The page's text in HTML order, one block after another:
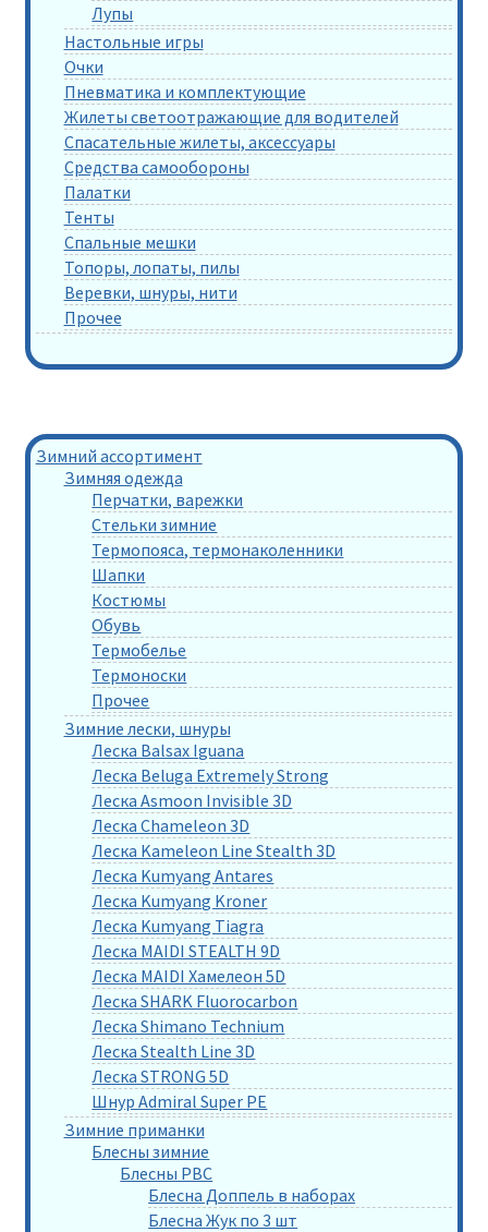
Лупы
Настольные игры
Очки
Пневматика и комплектующие
Жилеты светоотражающие для водителей
Спасательные жилеты, аксессуары
Средства самообороны
Палатки
Тенты
Спальные мешки
Топоры, лопаты, пилы
Веревки, шнуры, нити
Прочее
Зимний ассортимент
Зимняя одежда
Перчатки, варежки
Стельки зимние
Термопояса, термонаколенники
Шапки
Костюмы
Обувь
Термобелье
Термоноски
Прочее
Зимние лески, шнуры
Леска Balsax Iguana
Леска Beluga Extremely Strong
Леска Asmoon Invisible 3D
Леска Chameleon 3D
Леска Kameleon Line Stealth 3D
Леска Kumyang Antares
Леска Kumyang Kroner
Леска Kumyang Tiagra
Леска MAIDI STEALTH 9D
Леска MAIDI Хамелеон 5D
Леска SHARK Fluorocarbon
Леска Shimano Technium
Леска Stealth Line 3D
Леска STRONG 5D
Шнур Admiral Super PE
Зимние приманки
Блесны зимние
Блесны РВС
Блесна Доппель в наборах
Блесна Жук по 3 шт